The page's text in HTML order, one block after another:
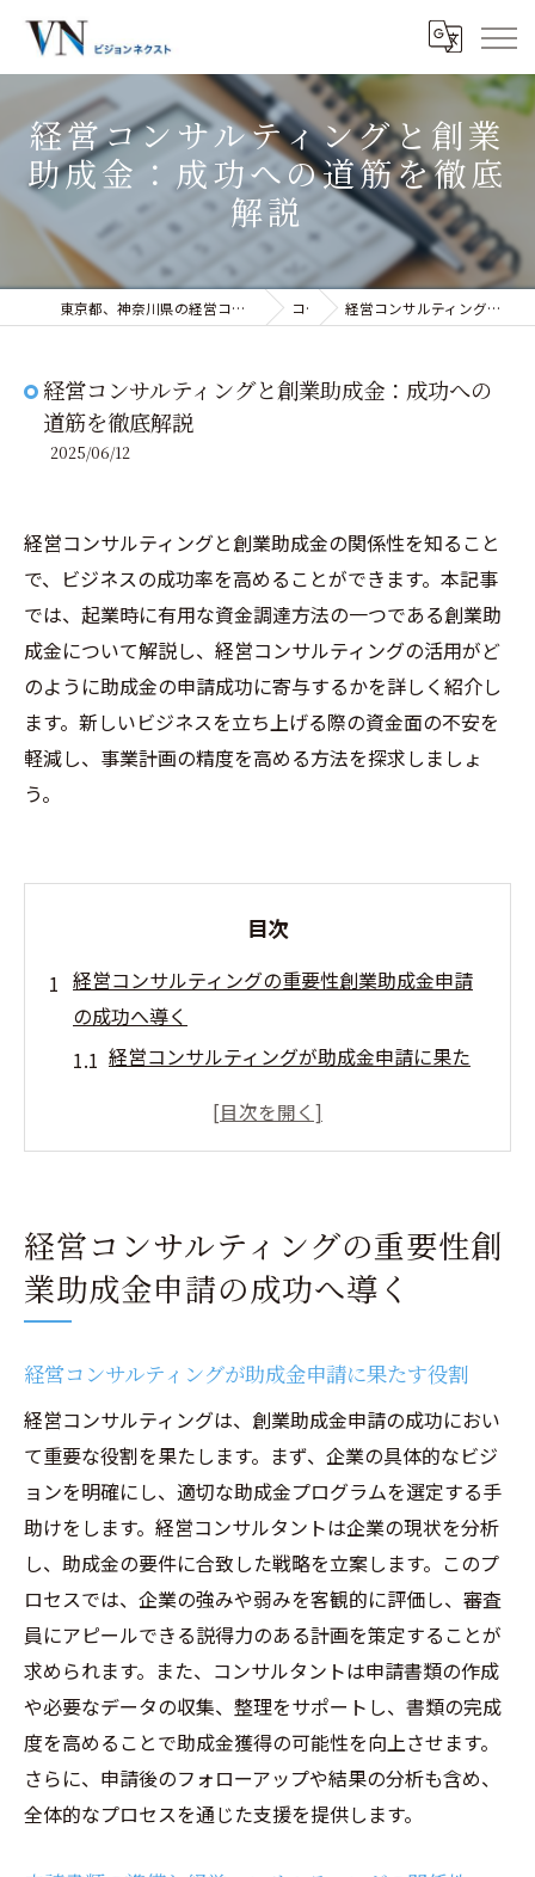
経営コンサルティングと創業
助成金：成功への道筋を徹底
解説
東京都、神奈川県の経営コンサルティングなら株式会社ビジョンネクスト コラム 経営コンサルティングと創業助成金：成功への道筋を徹底解説
経営コンサルティングと創業助成金：成功への
道筋を徹底解説
2025/06/12
経営コンサルティングと創業助成金の関係性を知ること
で、ビジネスの成功率を高めることができます。本記事
では、起業時に有用な資金調達方法の一つである創業助
成金について解説し、経営コンサルティングの活用がど
のように助成金の申請成功に寄与するかを詳しく紹介し
ます。新しいビジネスを立ち上げる際の資金面の不安を
軽減し、事業計画の精度を高める方法を探求しましょ
う。
目次
経営コンサルティングの重要性創業助成金申請
の成功へ導く
経営コンサルティングが助成金申請に果た
申請書類の準備と経営コンサルティングの
有効性
経営コンサルタントの選び方とその重要性
助成金申請の成功率を高めるための戦略
創業助成金を活用したビジネス立ち上げ経営コ
ンサルティングの役割
創業助成金活用のメリットとデメリット
経営コンサルティングが提供する資金調達
支援
ビジネス立ち上げ時の資金計画と助成金の
関係
経営コンサルタントと共に描くビジョン
助成金を活用した成功事例の紹介
創業初期における経営コンサルティングの
価値
サルティングのサポート
経営コンサルティングの重要性創
業助成金申請の成功へ導く
経営コンサルティングが助成金申請に果たす役割
経営コンサルティングは、創業助成金申請の成功におい
て重要な役割を果たします。まず、企業の具体的なビジ
ョンを明確にし、適切な助成金プログラムを選定する手
助けをします。経営コンサルタントは企業の現状を分析
し、助成金の要件に合致した戦略を立案します。このプ
ロセスでは、企業の強みや弱みを客観的に評価し、審査
員にアピールできる説得力のある計画を策定することが
求められます。また、コンサルタントは申請書類の作成
や必要なデータの収集、整理をサポートし、書類の完成
度を高めることで助成金獲得の可能性を向上させます。
さらに、申請後のフォローアップや結果の分析も含め、
全体的なプロセスを通じた支援を提供します。